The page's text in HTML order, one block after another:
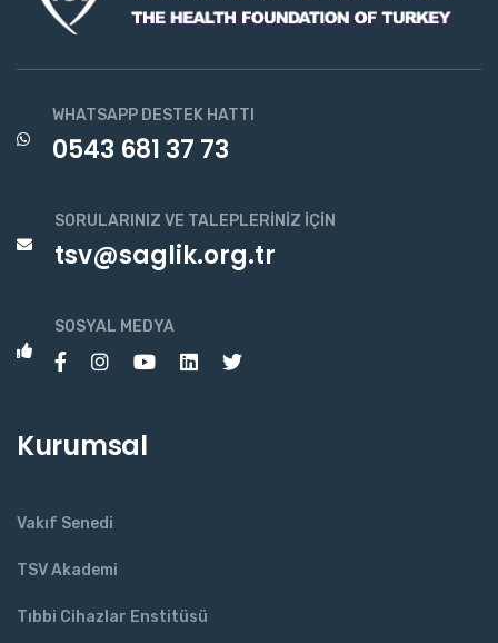
WHATSAPP DESTEK HATTI
0543 681 37 73
SORULARINIZ VE TALEPLERINIZ İÇIN
tsv@saglik.org.tr
SOSYAL MEDYA
Kurumsal
Vakıf Senedi
TSV Akademi
Tıbbi Cihazlar Enstitüsü